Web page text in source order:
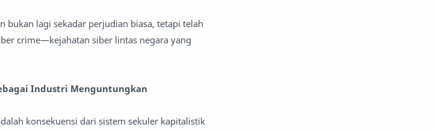
lagi sekadar perjudian biasa, tetapi telah
crime—kejahatan siber lintas negara yang
Industri Menguntungkan
konsekuensi dari sistem sekuler kapitalistik